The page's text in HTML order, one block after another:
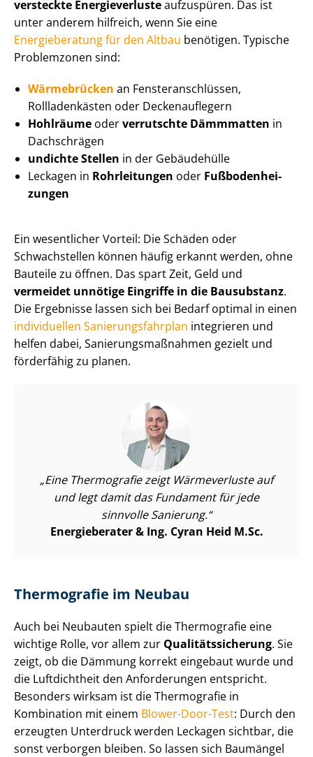
versteckte Energieverlusteaufzuspüren. Das ist
unter anderem hilfreich, wenn Sie eine
Energieberatung für den Altbau benötigen. Typische
Problemzonen sind:
Wärmebrücken an Fens­ter­an­schlüs­sen,
Rollladenkästen oder Deckenauflegern
Hohlräume oderverrutschte Dämmmatten in
Dachschrägen
undichte Stellen in der Gebäudehülle
Leckagen in Rohrleitungen oder Fuß­bo­den­hei­
zun­gen
Ein wesentlicher Vorteil: Die Schäden oder
Schwachstellen können häufig erkannt werden, ohne
Bauteile zu öffnen. Das spart Zeit, Geld und
vermeidet unnötige Eingriffe in die Bausubstanz.
Die Ergebnisse lassen sich bei Bedarf optimal in einen
individuellen Sa­nie­rungs­fahr­plan integrieren und
helfen dabei, Sa­nie­rungs­maß­nah­men gezielt und
förderfähig zu planen.
Eine Thermografie zeigt Wärmeverluste auf
und legt damit das Fundament für jede
sinnvolle Sanierung.
Energieberater & Ing. Cyran Heid M.Sc.
Thermografie im Neubau
Auch bei Neubauten spielt die Thermografie eine
wichtige Rolle, vor allem zur Qua­li­täts­si­che­rung. Sie
zeigt, ob die Dämmung korrekt eingebaut wurde und
die Luftdichtheit den Anforderungen entspricht.
Besonders wirksam ist die Thermografie in
Kombination mit einem Blower-Door-Test: Durch den
erzeugten Unterdruck werden Leckagen sichtbar, die
sonst verborgen bleiben. So lassen sich Baumängel